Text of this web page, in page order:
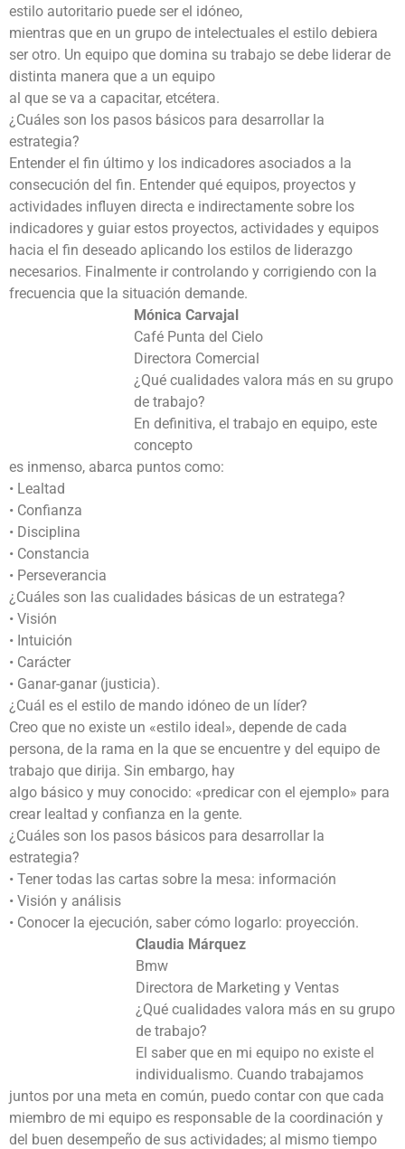
estilo autoritario puede ser el idóneo,
mientras que en un grupo de intelectuales el estilo debiera
ser otro. Un equipo que domina su trabajo se debe liderar de
distinta manera que a un equipo
al que se va a capacitar, etcétera.
¿Cuáles son los pasos básicos para desarrollar la
estrategia?
Entender el fin último y los indicadores asociados a la
consecución del fin. Entender qué equipos, proyectos y
actividades influyen directa e indirectamente sobre los
indicadores y guiar estos proyectos, actividades y equipos
hacia el fin deseado aplicando los estilos de liderazgo
necesarios. Finalmente ir controlando y corrigiendo con la
frecuencia que la situación demande.
Mónica Carvajal
Café Punta del Cielo
Directora Comercial
¿Qué cualidades valora más en su grupo
de trabajo?
En definitiva, el trabajo en equipo, este
concepto
es inmenso, abarca puntos como:
• Lealtad
• Confianza
• Disciplina
• Constancia
• Perseverancia
¿Cuáles son las cualidades básicas de un estratega?
• Visión
• Intuición
• Carácter
• Ganar-ganar (justicia).
¿Cuál es el estilo de mando idóneo de un líder?
Creo que no existe un «estilo ideal», depende de cada
persona, de la rama en la que se encuentre y del equipo de
trabajo que dirija. Sin embargo, hay
algo básico y muy conocido: «predicar con el ejemplo» para
crear lealtad y confianza en la gente.
¿Cuáles son los pasos básicos para desarrollar la
estrategia?
• Tener todas las cartas sobre la mesa: información
• Visión y análisis
• Conocer la ejecución, saber cómo logarlo: proyección.
Claudia Márquez
Bmw
Directora de Marketing y Ventas
¿Qué cualidades valora más en su grupo
de trabajo?
El saber que en mi equipo no existe el
individualismo. Cuando trabajamos
juntos por una meta en común, puedo contar con que cada
miembro de mi equipo es responsable de la coordinación y
del buen desempeño de sus actividades; al mismo tiempo